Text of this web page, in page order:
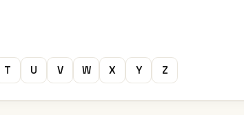
T U V W X Y Z